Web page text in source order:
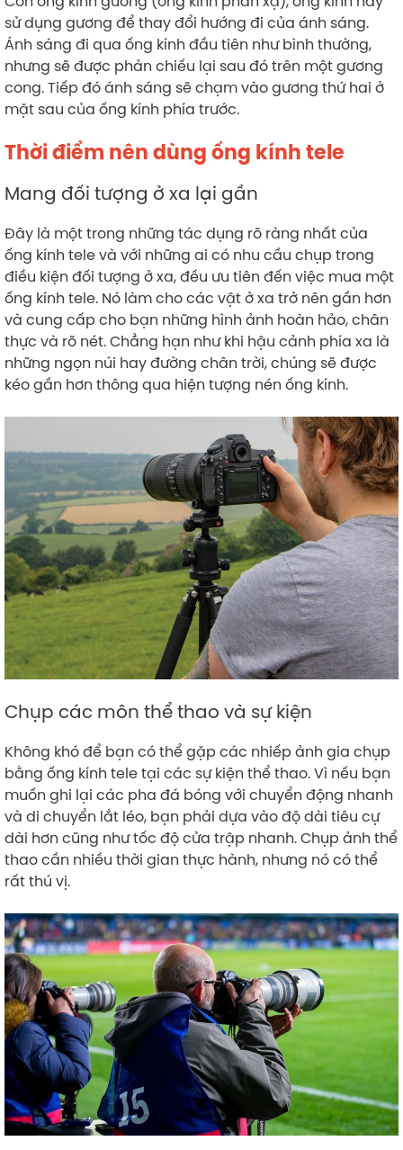
sử dụng gương để thay đổi hướng đi của ánh sáng.
Ánh sáng đi qua ống kính đầu tiên như bình thường,
nhưng sẽ được phản chiếu lại sau đó trên một gương
cong. Tiếp đó ánh sáng sẽ chạm vào gương thứ hai ở
mặt sau của ống kính phía trước.
Thời điểm nên dùng ống kính tele
Mang đối tượng ở xa lại gần
Đây là một trong những tác dụng rõ ràng nhất của
ống kính tele và với những ai có nhu cầu chụp trong
điều kiện đối tượng ở xa, đều ưu tiên đến việc mua một
ống kính tele. Nó làm cho các vật ở xa trở nên gần hơn
và cung cấp cho bạn những hình ảnh hoàn hảo, chân
thực và rõ nét. Chẳng hạn như khi hậu cảnh phía xa là
những ngọn núi hay đường chân trời, chúng sẽ được
kéo gần hơn thông qua hiện tượng nén ống kính.
Chụp các môn thể thao và sự kiện
Không khó để bạn có thể gặp các nhiếp ảnh gia chụp
bằng ống kính tele tại các sự kiện thể thao. Vì nếu bạn
muốn ghi lại các pha đá bóng với chuyển động nhanh
và di chuyển lắt léo, bạn phải dựa vào độ dài tiêu cự
dài hơn cũng như tốc độ cửa trập nhanh. Chụp ảnh thể
thao cần nhiều thời gian thực hành, nhưng nó có thể
rất thú vị.